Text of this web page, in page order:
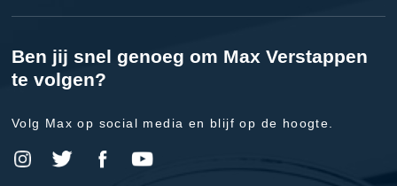
Ben jij snel genoeg om Max Verstappen
te volgen?
Volg Max op social media en blijf op de hoogte.